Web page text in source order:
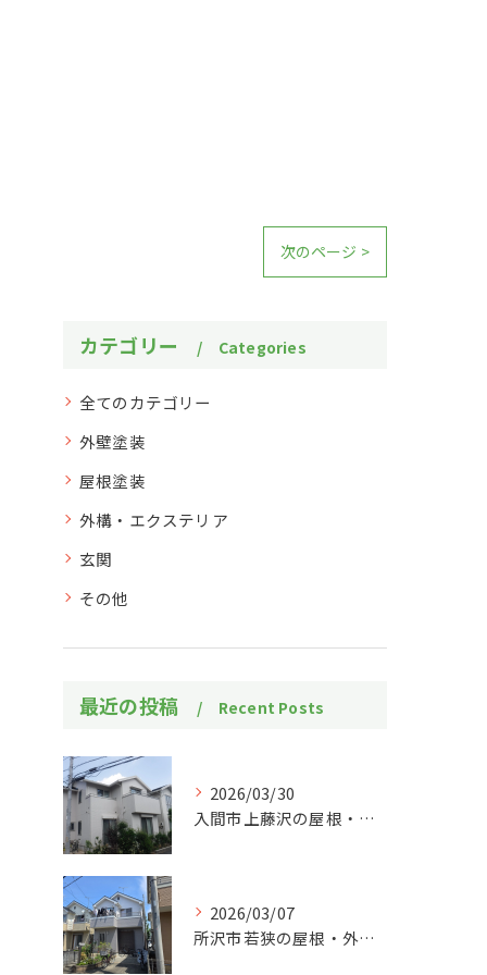
次のページ >
カテゴリー Categories
全てのカテゴリー
外壁塗装
屋根塗装
外構・エクステリア
玄関
その他
最近の投稿 Recent Posts
2026/03/30
入間市上藤沢の屋根・外壁塗装工事施工事例
2026/03/07
所沢市若狭の屋根・外壁塗装工事施工事例